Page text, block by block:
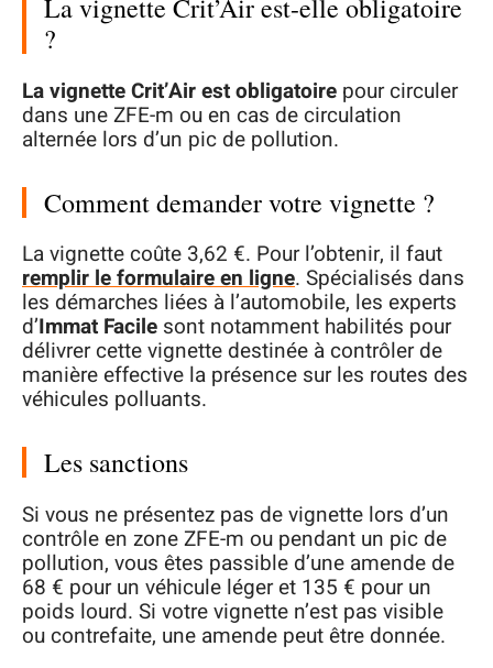
La vignette Crit’Air est-elle obligatoire
?
La vignette Crit’Air est obligatoire pour circuler
dans une ZFE-m ou en cas de circulation
alternée lors d’un pic de pollution.
Comment demander votre vignette ?
La vignette coûte 3,62 €. Pour l’obtenir, il faut
remplir le formulaire en ligne. Spécialisés dans
les démarches liées à l’automobile, les experts
d’Immat Facile sont notamment habilités pour
délivrer cette vignette destinée à contrôler de
manière effective la présence sur les routes des
véhicules polluants.
Les sanctions
Si vous ne présentez pas de vignette lors d’un
contrôle en zone ZFE-m ou pendant un pic de
pollution, vous êtes passible d’une amende de
68 € pour un véhicule léger et 135 € pour un
poids lourd. Si votre vignette n’est pas visible
ou contrefaite, une amende peut être donnée.